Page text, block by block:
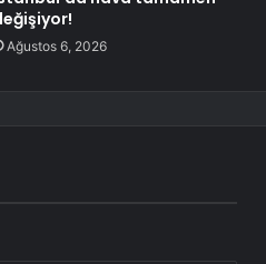
Ağustos 6, 2026